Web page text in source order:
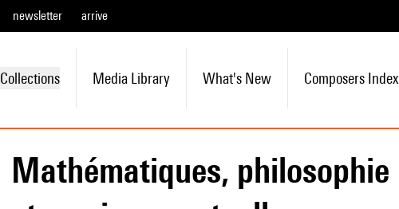
newsletter arrive
Collections Media Library What's New Composers Index
Mathématiques, philosophie